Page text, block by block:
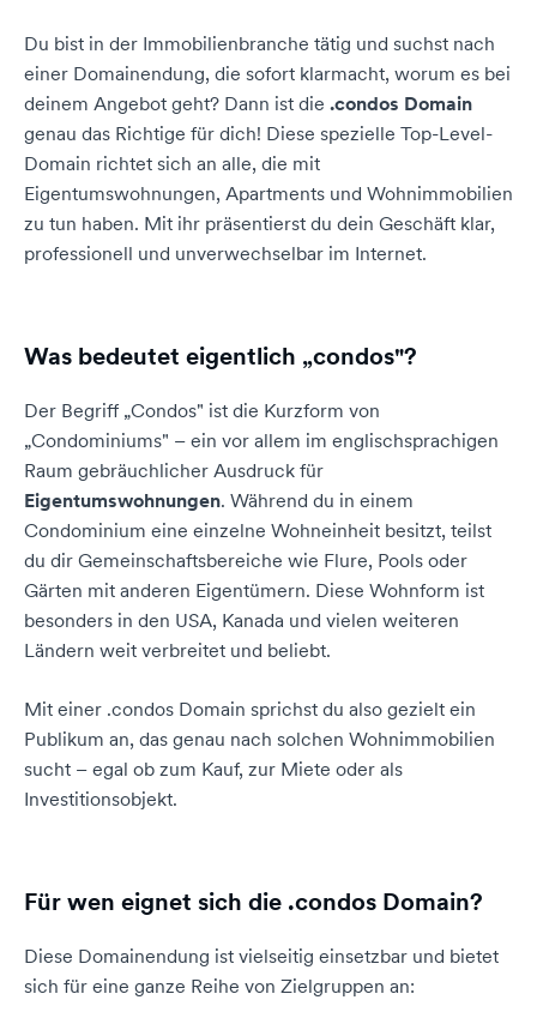
Du bist in der Immobilienbranche tätig und suchst nach
einer Domainendung, die sofort klarmacht, worum es bei
deinem Angebot geht? Dann ist die .condos Domain
genau das Richtige für dich! Diese spezielle Top-Level-
Domain richtet sich an alle, die mit
Eigentumswohnungen, Apartments und Wohnimmobilien
zu tun haben. Mit ihr präsentierst du dein Geschäft klar,
professionell und unverwechselbar im Internet.
Was bedeutet eigentlich „condos"?
Der Begriff „Condos" ist die Kurzform von
„Condominiums" – ein vor allem im englischsprachigen
Raum gebräuchlicher Ausdruck für
Eigentumswohnungen. Während du in einem
Condominium eine einzelne Wohneinheit besitzt, teilst
du dir Gemeinschaftsbereiche wie Flure, Pools oder
Gärten mit anderen Eigentümern. Diese Wohnform ist
besonders in den USA, Kanada und vielen weiteren
Ländern weit verbreitet und beliebt.
Mit einer .condos Domain sprichst du also gezielt ein
Publikum an, das genau nach solchen Wohnimmobilien
sucht – egal ob zum Kauf, zur Miete oder als
Investitionsobjekt.
Für wen eignet sich die .condos Domain?
Diese Domainendung ist vielseitig einsetzbar und bietet
sich für eine ganze Reihe von Zielgruppen an: